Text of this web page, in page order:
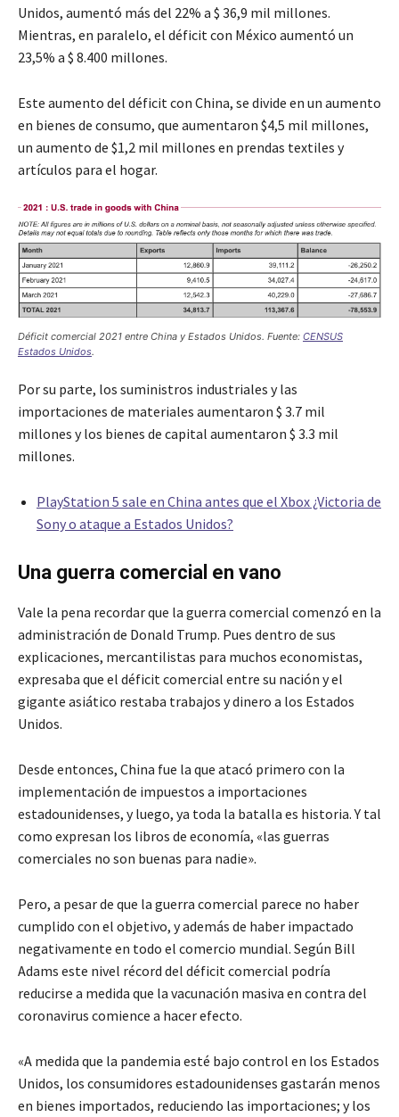
Unidos, aumentó más del 22% a $ 36,9 mil millones.
Mientras, en paralelo, el déficit con México aumentó un
23,5% a $ 8.400 millones.
Este aumento del déficit con China, se divide en un aumento
en bienes de consumo, que aumentaron $4,5 mil millones,
un aumento de $1,2 mil millones en prendas textiles y
artículos para el hogar.
Déficit comercial 2021 entre China y Estados Unidos. Fuente: CENSUS
Estados Unidos.
Por su parte, los suministros industriales y las
importaciones de materiales aumentaron $ 3.7 mil
millones y los bienes de capital aumentaron $ 3.3 mil
millones.
PlayStation 5 sale en China antes que el Xbox ¿Victoria de
Sony o ataque a Estados Unidos?
Una guerra comercial en vano
Vale la pena recordar que la guerra comercial comenzó en la
administración de Donald Trump. Pues dentro de sus
explicaciones, mercantilistas para muchos economistas,
expresaba que el déficit comercial entre su nación y el
gigante asiático restaba trabajos y dinero a los Estados
Unidos.
Desde entonces, China fue la que atacó primero con la
implementación de impuestos a importaciones
estadounidenses, y luego, ya toda la batalla es historia. Y tal
como expresan los libros de economía, «las guerras
comerciales no son buenas para nadie».
Pero, a pesar de que la guerra comercial parece no haber
cumplido con el objetivo, y además de haber impactado
negativamente en todo el comercio mundial. Según Bill
Adams este nivel récord del déficit comercial podría
reducirse a medida que la vacunación masiva en contra del
coronavirus comience a hacer efecto.
«A medida que la pandemia esté bajo control en los Estados
Unidos, los consumidores estadounidenses gastarán menos
en bienes importados, reduciendo las importaciones; y los